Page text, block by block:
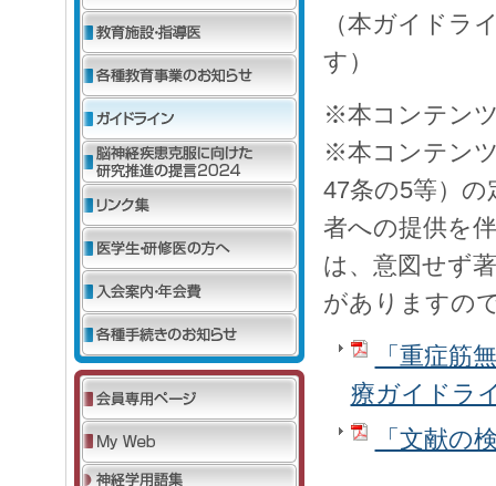
（本ガイドラ
す）
※本コンテン
※本コンテン
47条の5等）
者への提供を
は、意図せず
がありますの
「重症筋
療ガイドラ
「文献の